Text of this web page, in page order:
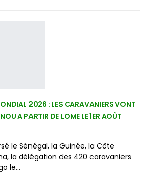
2026 : LES CARAVANIERS VONT
A PARTIR DE LOME LE 1ER AOÛT
le Sénégal, la Guinée, la Côte
la délégation des 420 caravaniers
le…